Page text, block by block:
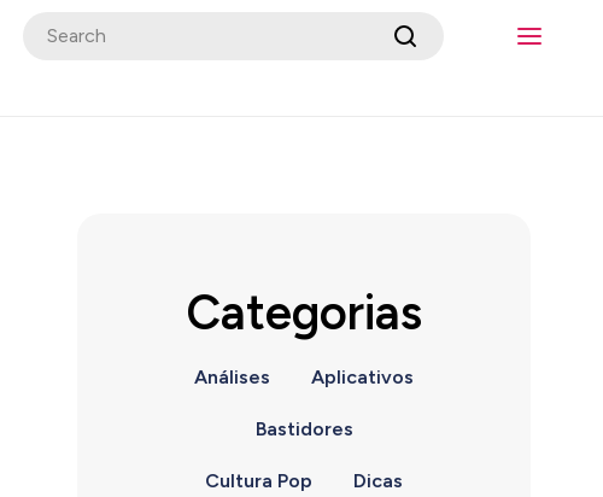
Categorias
Análises Aplicativos
Bastidores
Cultura Pop Dicas